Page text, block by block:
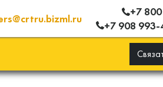
+7
+7 908